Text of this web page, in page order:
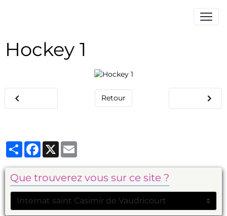
Hockey 1
Retour
PartagerFacebook
X
Que trouverez vous sur ce site ?